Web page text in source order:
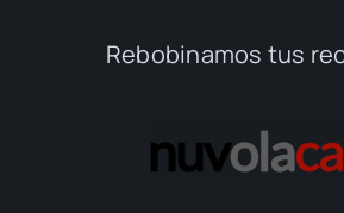
Rebobinamos tus